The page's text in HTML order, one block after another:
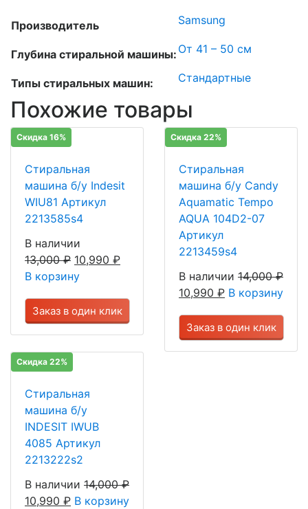
Производитель Samsung
Глубина стиральной машины: От 41 – 50 см
Типы стиральных машин: Стандартные
Похожие товары
Скидка 16%
Стиральная
машина б/у Indesit
WIU81 Артикул
2213585s4
В наличии
13,000₽ 10,990 ₽
В корзину
Заказ в один клик
Скидка 22%
Стиральная
машина б/у Candy
Aquamatic Tempo
AQUA 104D2-07
Артикул
2213459s4
В наличии 14,000₽
10,990 ₽ В корзину
Заказ в один клик
Скидка 22%
Стиральная
машина б/у
INDESIT IWUB
4085 Артикул
2213222s2
В наличии 14,000₽
10,990 ₽ В корзину